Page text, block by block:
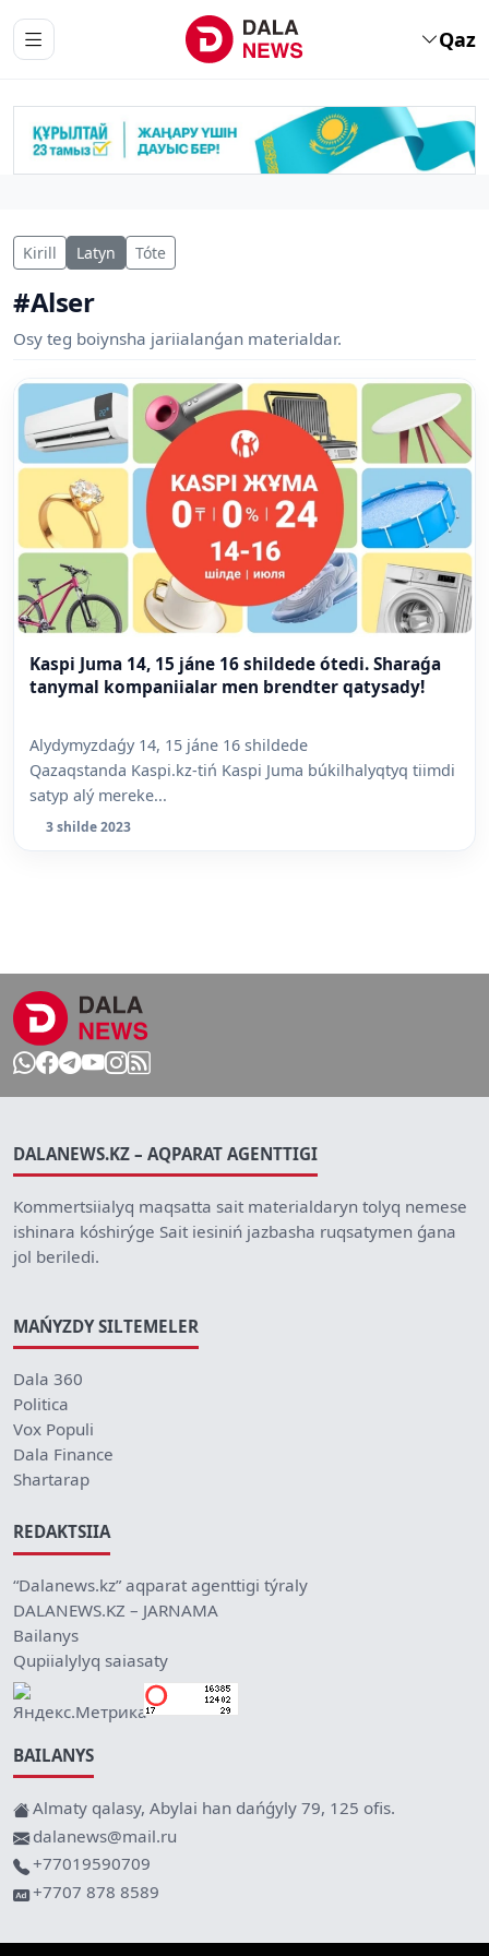
Qaz
Kirill Latyn Tóte
#Alser
Osy teg boiynsha jariialanǵan materialdar.
Kaspi Juma 14, 15 jáne 16 shildede ótedi. Sharaǵa
tanymal kompaniialar men brendter qatysady!
Alydymyzdaǵy 14, 15 jáne 16 shildede
Qazaqstanda Kaspi.kz-tiń Kaspi Juma búkilhalyqtyq tiimdi
satyp alý mereke...
3 shilde 2023
DALANEWS.KZ – AQPARAT AGENTTIGI
Kommertsiialyq maqsatta sait materialdaryn tolyq nemese
ishinara kóshirýge Sait iesiniń jazbasha ruqsatymen ǵana
jol beriledi.
MAŃYZDY SILTEMELER
Dala 360
Politica
Vox Populi
Dala Finance
Shartarap
REDAKTSIIA
“Dalanews.kz” aqparat agenttigi týraly
DALANEWS.KZ – JARNAMA
Bailanys
Qupiialylyq saiasaty
BAILANYS
Almaty qalasy, Abylai han dańǵyly 79, 125 ofis.
dalanews@mail.ru
+77019590709
+7707 878 8589